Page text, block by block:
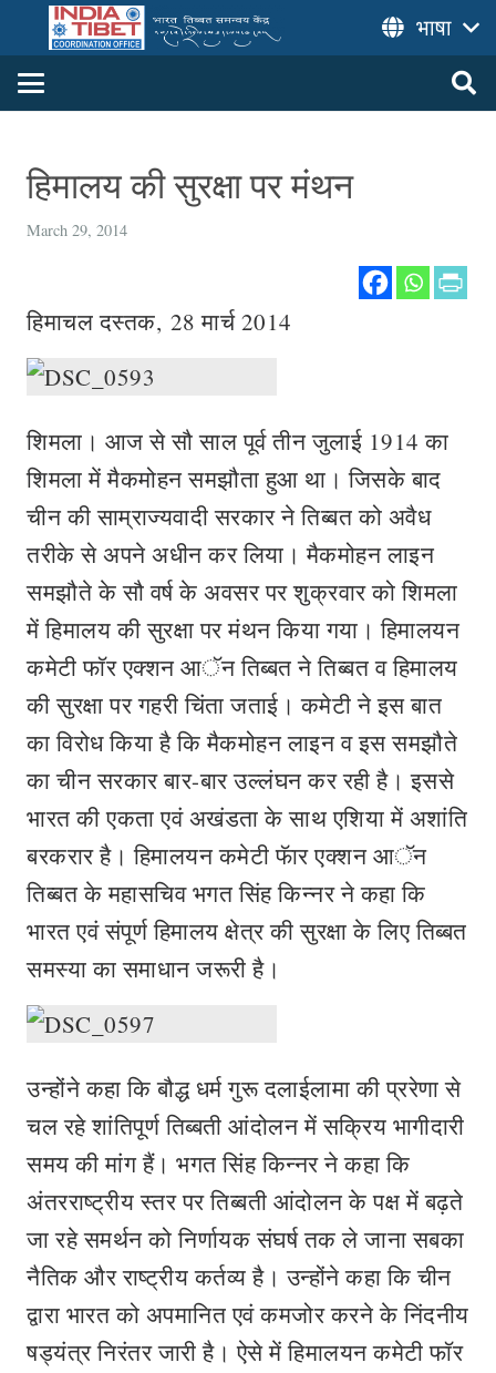
भाषा
हिमालय की सुरक्षा पर मंथन
March 29, 2014
हिमाचल दस्तक, 28 मार्च 2014
शिमला। आज से सौ साल पूर्व तीन जुलाई 1914 का
शिमला में मैकमोहन समझौता हुआ था। जिसके बाद
चीन की साम्राज्यवादी सरकार ने तिब्बत को अवैध
तरीके से अपने अधीन कर लिया। मैकमोहन लाइन
समझौते के सौ वर्ष के अवसर पर शुक्रवार को शिमला
में हिमालय की सुरक्षा पर मंथन किया गया। हिमालयन
कमेटी फाॅर एक्शन आॅन तिब्बत ने तिब्बत व हिमालय
की सुरक्षा पर गहरी चिंता जताई। कमेटी ने इस बात
का विरोध किया है कि मैकमोहन लाइन व इस समझौते
का चीन सरकार बार-बार उल्लंघन कर रही है। इससे
भारत की एकता एवं अखंडता के साथ एशिया में अशांति
बरकरार है। हिमालयन कमेटी फॅार एक्शन आॅन
तिब्बत के महासचिव भगत सिंह किन्नर ने कहा कि
भारत एवं संपूर्ण हिमालय क्षेत्र की सुरक्षा के लिए तिब्बत
समस्या का समाधान जरूरी है।
उन्होंने कहा कि बौद्ध धर्म गुरू दलाईलामा की प्ररेणा से
चल रहे शांतिपूर्ण तिब्बती आंदोलन में सक्रिय भागीदारी
समय की मांग हैं। भगत सिंह किन्नर ने कहा कि
अंतरराष्ट्रीय स्तर पर तिब्बती आंदोलन के पक्ष में बढ़ते
जा रहे समर्थन को निर्णायक संघर्ष तक ले जाना सबका
नैतिक और राष्ट्रीय कर्तव्य है। उन्होंने कहा कि चीन
द्वारा भारत को अपमानित एवं कमजोर करने के निंदनीय
षड्यंत्र निरंतर जारी है। ऐसे में हिमालयन कमेटी फाॅर